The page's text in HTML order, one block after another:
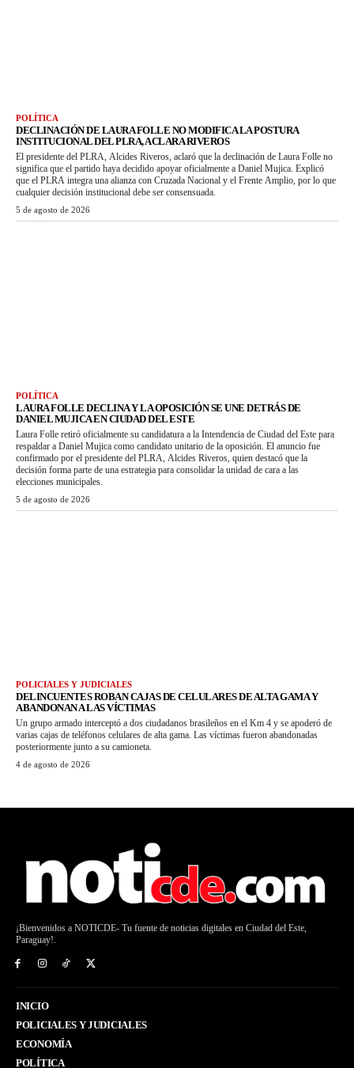
POLÍTICA
DECLINACIÓN DE LAURA FOLLE NO MODIFICA LA POSTURA
INSTITUCIONAL DEL PLRA, ACLARA RIVEROS
El presidente del PLRA, Alcides Riveros, aclaró que la declinación de Laura Folle no
significa que el partido haya decidido apoyar oficialmente a Daniel Mujica. Explicó
que el PLRA integra una alianza con Cruzada Nacional y el Frente Amplio, por lo que
cualquier decisión institucional debe ser consensuada.
5 de agosto de 2026
POLÍTICA
LAURA FOLLE DECLINA Y LA OPOSICIÓN SE UNE DETRÁS DE
DANIEL MUJICA EN CIUDAD DEL ESTE
Laura Folle retiró oficialmente su candidatura a la Intendencia de Ciudad del Este para
respaldar a Daniel Mujica como candidato unitario de la oposición. El anuncio fue
confirmado por el presidente del PLRA, Alcides Riveros, quien destacó que la
decisión forma parte de una estrategia para consolidar la unidad de cara a las
elecciones municipales.
5 de agosto de 2026
POLICIALES Y JUDICIALES
DELINCUENTES ROBAN CAJAS DE CELULARES DE ALTA GAMA Y
ABANDONAN A LAS VÍCTIMAS
Un grupo armado interceptó a dos ciudadanos brasileños en el Km 4 y se apoderó de
varias cajas de teléfonos celulares de alta gama. Las víctimas fueron abandonadas
posteriormente junto a su camioneta.
4 de agosto de 2026
¡Bienvenidos a NOTICDE- Tu fuente de noticias digitales en Ciudad del Este,
Paraguay!.
INICIO
POLICIALES Y JUDICIALES
ECONOMÍA
POLÍTICA